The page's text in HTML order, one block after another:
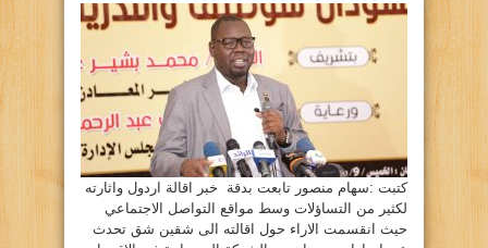
كتبت :سهام منصور تابعت بدقة خبر اقالة اردول واثارته
لكثير من التساؤلات وسط مواقع التواصل الاجتماعي
حيث انقسمت الاراء حول اقالته الى شقين شق تحدث